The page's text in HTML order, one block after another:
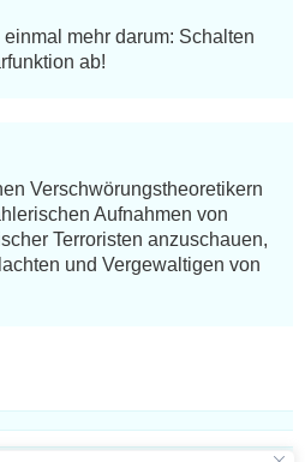
mehr darum: Schalten
ab!
Verschwörungstheoretikern
Aufnahmen von
Terroristen anzuschauen,
und Vergewaltigen von